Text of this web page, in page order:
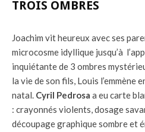
TROIS OMBRES
Joachim vit heureux avec ses
microcosme idyllique jusqu’à
inquiétante de 3 ombres
la vie de son fils, Louis l’emmène
natal. Cyril Pedrosa a eu carte
: crayonnés violents, dosage
découpage graphique sombre et